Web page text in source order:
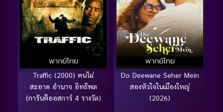
พากย์ไทย
Traffic (2000) คนไม่
สะอาด อำนาจ อิทธิพล
(การันตีออสการ์ 4 รางวัล)
พากย์ไทย
Do Deewane Seher Mein
สองหัวใจในเมืองใหญ่
(2026)